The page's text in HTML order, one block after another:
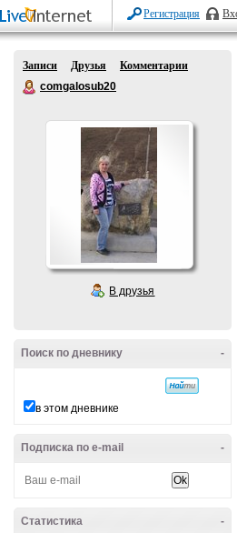
Регистрация
Записи Друзья
Комментарии
comgalosub20
В друзья
-
Поиск по дневнику
в этом дневнике
-
Подписка по e-mail
-
Статистика